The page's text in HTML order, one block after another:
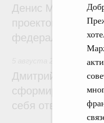
Денис Мантуров
проектов
федеральном
Дмитрий
сформировал
себя